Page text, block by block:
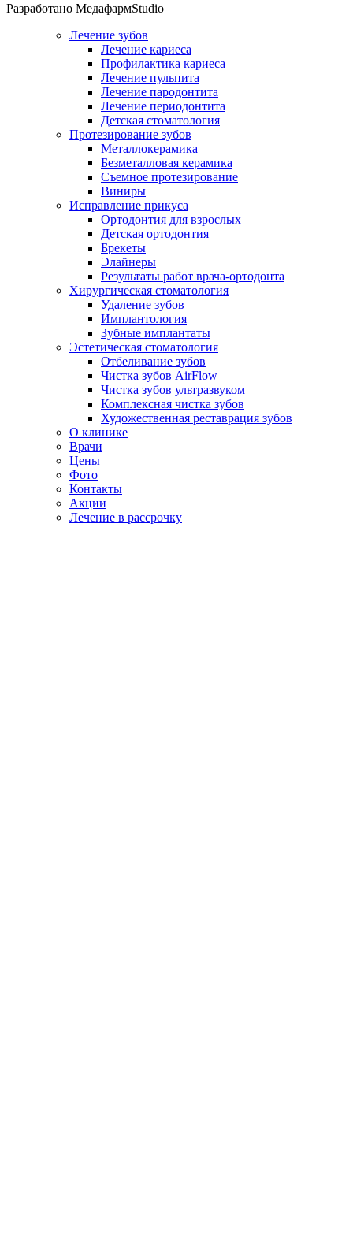
Разработано МедафармStudio
Лечение зубов
Лечение кариеса
Профилактика кариеса
Лечение пульпита
Лечение пародонтита
Лечение периодонтита
Детская стоматология
Протезирование зубов
Металлокерамика
Безметалловая керамика
Съемное протезирование
Виниры
Исправление прикуса
Ортодонтия для взрослых
Детская ортодонтия
Брекеты
Элайнеры
Результаты работ врача-ортодонта
Хирургическая стоматология
Удаление зубов
Имплантология
Зубные имплантаты
Эстетическая стоматология
Отбеливание зубов
Чистка зубов AirFlow
Чистка зубов ультразвуком
Комплексная чистка зубов
Художественная реставрация зубов
О клинике
Врачи
Цены
Фото
Контакты
Акции
Лечение в рассрочку